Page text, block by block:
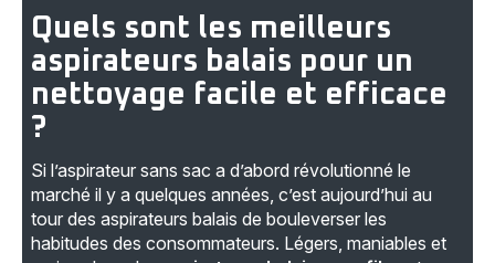
Quels sont les meilleurs
aspirateurs balais pour un
nettoyage facile et efficace
?
Si l’aspirateur sans sac a d’abord révolutionné le
marché il y a quelques années, c’est aujourd’hui au
tour des aspirateurs balais de bouleverser les
habitudes des consommateurs. Légers, maniables et